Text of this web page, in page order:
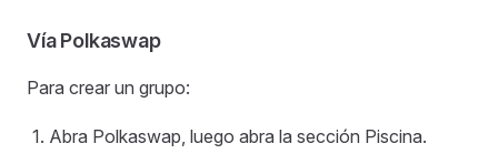
Vía Polkaswap
Para crear un grupo:
Abra Polkaswap, luego abra la sección Piscina.